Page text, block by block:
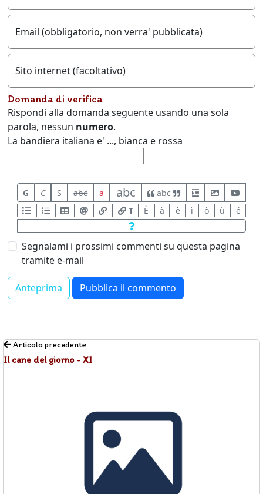
Email (obbligatorio, non verra' pubblicata)
Sito internet (facoltativo)
Domanda di verifica
Rispondi alla domanda seguente usando una sola
parola, nessun numero.
La bandiera italiana e' ..., bianca e rossa
G C S abc a abc
abc
T
È à è ì ò ù é
Segnalami i prossimi commenti su questa pagina
tramite e-mail
Articolo precedente
Il cane del giorno - XI